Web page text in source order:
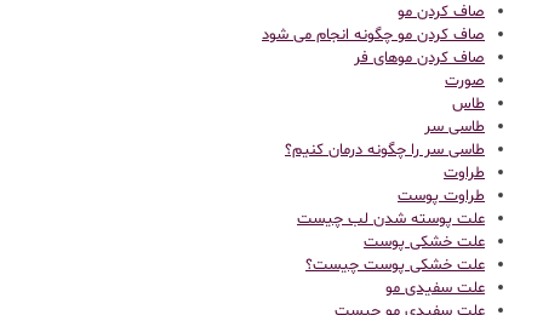
صاف کردن مو
صاف کردن مو چگونه انجام می شود
صاف کردن موهای فر
صورت
طاس
طاسی سر
طاسی سر را چگونه درمان کنیم؟
طراوت
طراوت پوست
علت پوسته شدن لب چیست
علت خشکی پوست
علت خشکی پوست چیست؟
علت سفیدی مو